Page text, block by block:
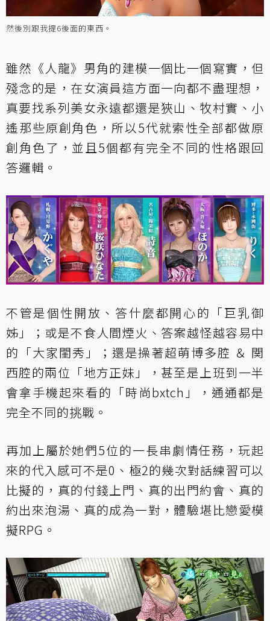
然後別跟我提6後面的東西。
雖然《人龍》男角的建模一個比一個寫實，但
殘念的是，在女演員這方面一向都不盡理想，
真要找系列美女永遠都還是狹山、牧村實、小
遙那些原創角色，所以5代就索性全部都做原
創角色了，並且5個都有完全不同的性格跟回
答邏輯。
不管是個性開放、答什麼都開心的「巨乳御
姊」；或是不食人間煙火、答案越怪越容易中
的「大家閨秀」；還是操著超萌博多腔 ＆ 関
西腔的兩位「地方正妹」，甚至是上班到一半
會拿手機起來看的「時尚bxtch」，通通都是
完全不同的挑戰。
再加上屬於她們5位的一長串劇情任務，玩起
來的代入感可不是0、極2的幾次對話練習可以
比擬的，真的付錢上門、真的出門約會、真的
約出來泡湯、真的成為一對，體驗堪比戀愛模
擬RPG。